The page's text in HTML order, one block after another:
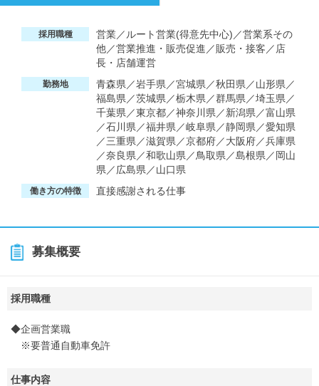
採用職種
営業／ルート営業(得意先中心)／営業系その
他／営業推進・販売促進／販売・接客／店
長・店舗運営
勤務地
青森県／岩手県／宮城県／秋田県／山形県／
福島県／茨城県／栃木県／群馬県／埼玉県／
千葉県／東京都／神奈川県／新潟県／富山県
／石川県／福井県／岐阜県／静岡県／愛知県
／三重県／滋賀県／京都府／大阪府／兵庫県
／奈良県／和歌山県／鳥取県／島根県／岡山
県／広島県／山口県
働き方の特徴 直接感謝される仕事
募集概要
採用職種
◆企画営業職
※要普通自動車免許
仕事内容